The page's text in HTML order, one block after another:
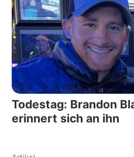
Todestag: Brandon
erinnert sich an ihn